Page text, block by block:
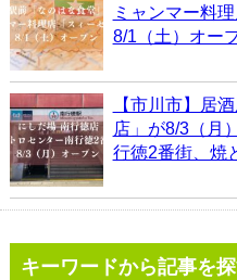
ミャンマー料
8/1（土）オー
【市川市】居
店」が8/3（月
行徳2番街、焼
キーワードから記事を